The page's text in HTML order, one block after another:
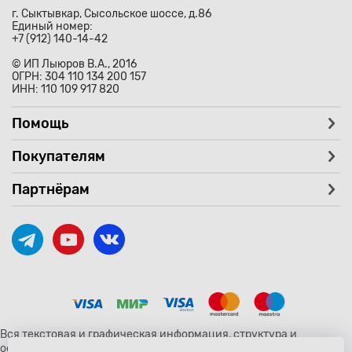
г. Сыктывкар, Сысольское шоссе, д.86
Единый номер:
+7 (912) 140-14-42
© ИП Лыюров В.А., 2016
ОГРН: 304 110 134 200 157
ИНН: 110 109 917 820
Помощь
Покупателям
Партнёрам
Вся текстовая и графическая информация, структура и
оформление страницы avtozaryad.ru защищены российскими и